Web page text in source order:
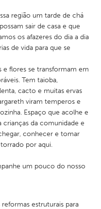
região um tarde de chá
sair de casa e que
os afazeres do dia a dia
de vida para que se
e flores se transformam em
Tem taioba,
cacto e muitas ervas
viram temperos e
Espaço que acolhe e
da comunidade e
conhecer e tomar
por aqui.
um pouco do nosso
estruturais para